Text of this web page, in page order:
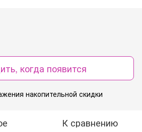
когда появится
накопительной скидки
К сравнению